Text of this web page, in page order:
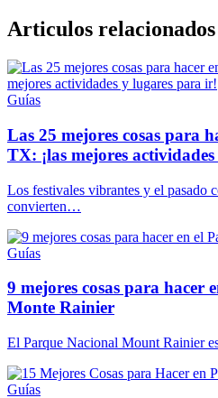
Articulos relacionados
Guías
Las 25 mejores cosas para
TX: ¡las mejores
Los festivales vibrantes y el pasado
convierten…
Guías
9 mejores cosas para hacer
Monte Rainier
El Parque Nacional Mount Rainier
Guías